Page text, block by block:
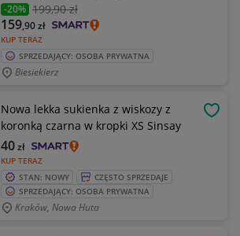
-20% 199,90 zł
KUP TERAZ
159,90zł
SPRZEDAJĄCY: OSOBA PRYWATNA
Biesiekierz
Nowa lekka sukienka z wiskozy z
koronką czarna w kropki XS Sinsay
KUP TERAZ
40zł
STAN: NOWY
CZĘSTO SPRZEDAJE
SPRZEDAJĄCY: OSOBA PRYWATNA
Kraków, Nowa Huta